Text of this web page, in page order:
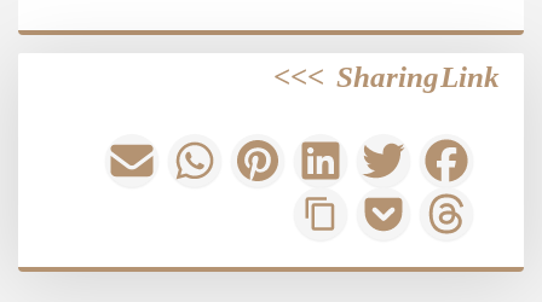
Sharing Link
>>>